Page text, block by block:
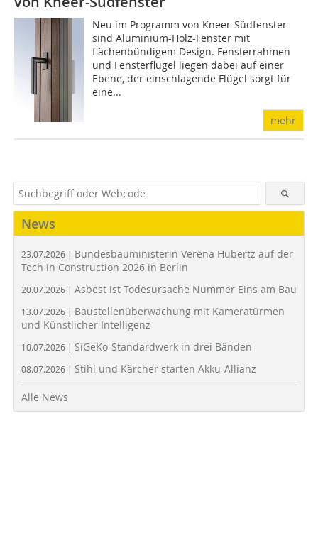
Neu im Programm von Kneer-Südfenster
sind Aluminium-Holz-Fenster mit
flächenbündigem Design. Fensterrahmen
und Fensterflügel liegen dabei auf einer
Ebene, der einschlagende Flügel sorgt für
eine...
mehr
News
23.07.2026 | Bundesbauministerin Verena Hubertz auf der
Tech in Construction 2026 in Berlin
20.07.2026 | Asbest ist Todesursache Nummer Eins am Bau
13.07.2026 | Baustellenüberwachung mit Kameratürmen
und Künstlicher Intelligenz
10.07.2026 | SiGeKo-Standardwerk in drei Bänden
08.07.2026 | Stihl und Kärcher starten Akku-Allianz
Alle News